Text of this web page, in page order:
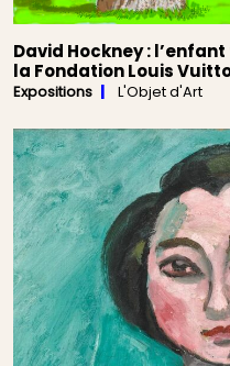
David Hockney :
la Fondation Louis
Expositions L'Objet d'Art